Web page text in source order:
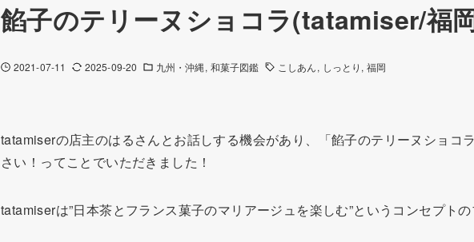
餡子のテリーヌショコラ(tatamiser/福
2021-07-11 2025-09-20 九州・沖縄 和菓子図鑑 こしあん しっとり 福岡
tatamiserの店主のはるさんとお話しする機会があり、「餡子のテリーヌショコ
さい！ってことでいただきました！
tatamiserは”日本茶とフランス菓子のマリアージュを楽しむ”というコンセプト